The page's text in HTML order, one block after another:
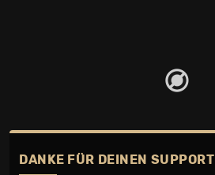
DANKE FÜR DEINEN SUPPORT